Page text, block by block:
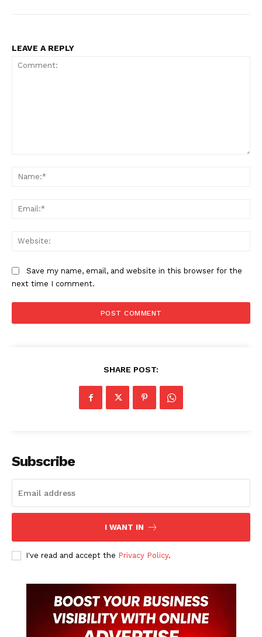
LEAVE A REPLY
Save my name, email, and website in this browser for the
next time I comment.
SHARE POST:
Subscribe
I WANT IN
I've read and accept the Privacy Policy.